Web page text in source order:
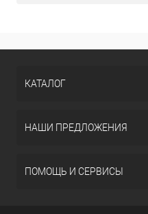
КАТАЛОГ
НАШИ ПРЕДЛОЖЕНИЯ
ПОМОЩЬ И СЕРВИСЫ